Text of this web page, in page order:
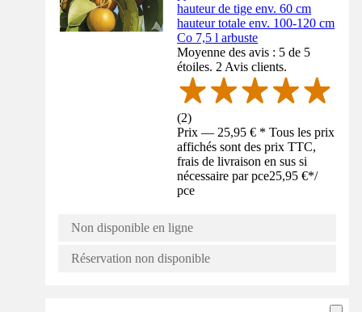
hauteur de tige env. 60 cm
hauteur totale env. 100-120 cm
Co 7,5 l arbuste
Moyenne des avis : 5 de 5
étoiles. 2 Avis clients.
(2)
Prix — 25,95 € * Tous les prix
affichés sont des prix TTC,
frais de livraison en sus si
nécessaire par pce25,95 €*/
pce
Non disponible en ligne
Réservation non disponible